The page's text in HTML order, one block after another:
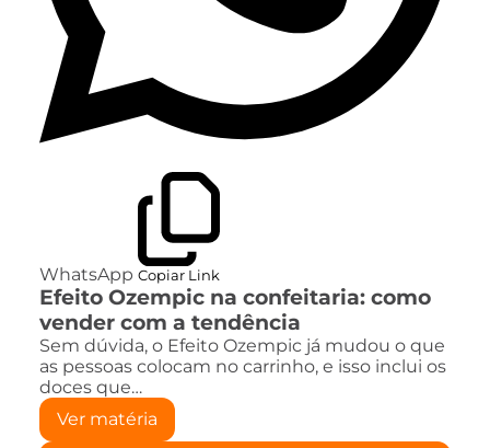
WhatsApp Copiar Link
Efeito Ozempic na confeitaria: como
vender com a tendência
Sem dúvida, o Efeito Ozempic já mudou o que
as pessoas colocam no carrinho, e isso inclui os
doces que…
Ver matéria